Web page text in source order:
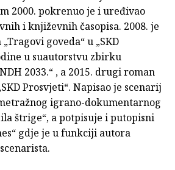
2000. pokrenuo je i uređivao
i književnih časopisa. 2008. je
goveda“ u „SKD
u suautorstvu zbirku
2033.“ , a 2015. drugi roman
Prosvjeti“. Napisao je scenarij
igrano-dokumentarnog
štrige“, a potpisuje i putopisni
gdje je u funkciji autora